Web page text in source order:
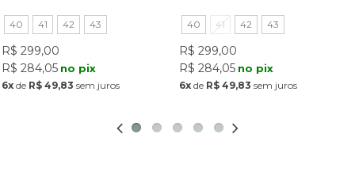
40 41 42 43
R$ 299,00
R$ 284,05 no pix
6x de R$ 49,83 sem juros
40 41 42 43
R$ 299,00
R$ 284,05 no pix
6x de R$ 49,83 sem juros